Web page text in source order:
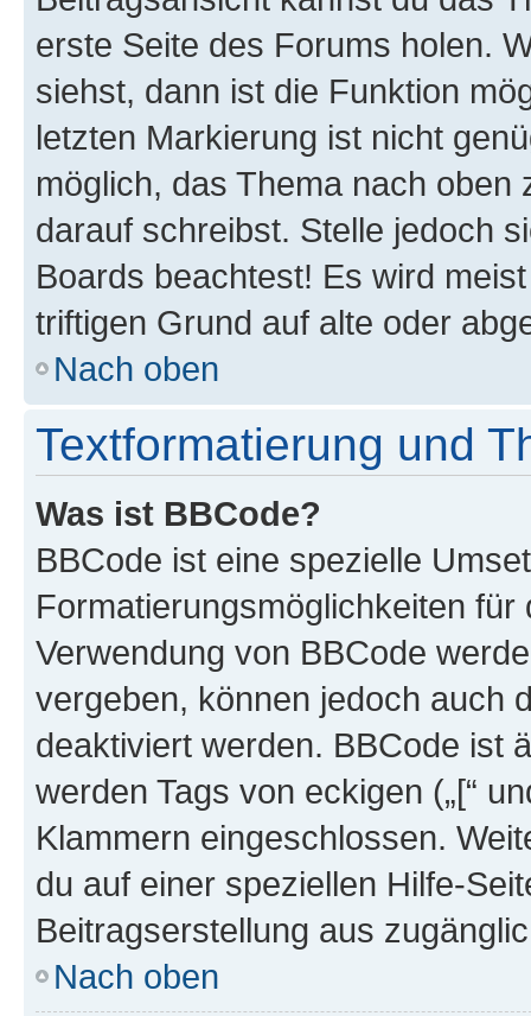
erste Seite des Forums holen.
siehst, dann ist die Funktion
letzten Markierung ist nicht
möglich, das Thema nach oben
darauf schreibst. Stelle jedoch
Boards beachtest! Es wird
triftigen Grund auf alte oder
Nach oben
Textformatierung und
Was ist BBCode?
BBCode ist eine spezielle
Formatierungsmöglichkeiten
Verwendung von BBCode
vergeben, können jedoch auch
deaktiviert werden. BBCode ist
werden Tags von eckigen („[“
Klammern eingeschlossen.
du auf einer speziellen Hilfe-
Beitragserstellung aus
Nach oben